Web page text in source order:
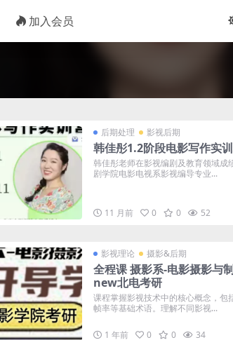
加入会员
后期处理 影视后期
韩佳彤1.2阶段电影写作实
韩佳彤老师在影视编剧及教育领域成
剧学院电影电视系影视编导专业...
11 月前 0 0 52
影视理论 摄影&后期
全程课 摄影系-电影摄影与
new北电考研
课程掌握影视技术中的核心概念，包
帧率等基础术语。理解不同影视...
1 年前 0 0 34